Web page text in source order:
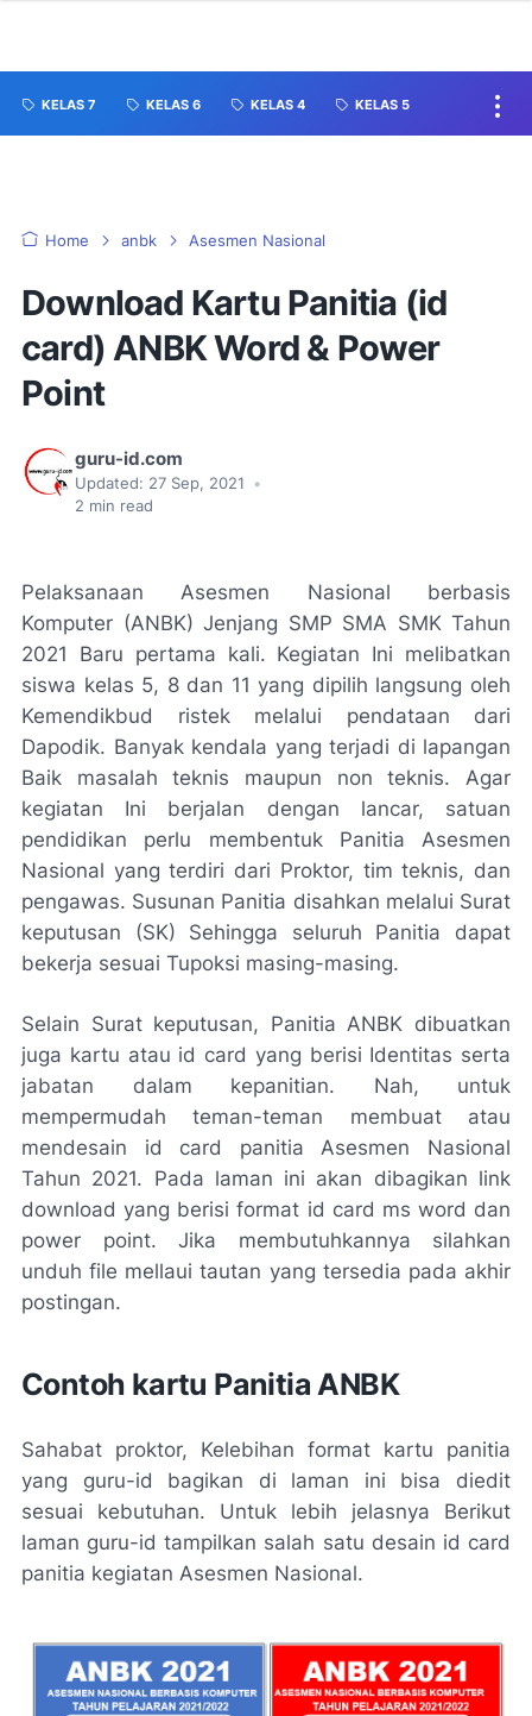
KELAS 7 KELAS 6 KELAS 4 KELAS 5
Home anbk Asesmen Nasional
Download Kartu Panitia (id
card) ANBK Word & Power
Point
guru-id.com
Updated: 27 Sep, 2021
•
2 min read
Pelaksanaan Asesmen Nasional berbasis
Komputer (ANBK) Jenjang SMP SMA SMK Tahun
2021 Baru pertama kali. Kegiatan Ini melibatkan
siswa kelas 5, 8 dan 11 yang dipilih langsung oleh
Kemendikbud ristek melalui pendataan dari
Dapodik. Banyak kendala yang terjadi di lapangan
Baik masalah teknis maupun non teknis. Agar
kegiatan Ini berjalan dengan lancar, satuan
pendidikan perlu membentuk Panitia Asesmen
Nasional yang terdiri dari Proktor, tim teknis, dan
pengawas. Susunan Panitia disahkan melalui Surat
keputusan (SK) Sehingga seluruh Panitia dapat
bekerja sesuai Tupoksi masing-masing.
Selain Surat keputusan, Panitia ANBK dibuatkan
juga kartu atau id card yang berisi Identitas serta
jabatan dalam kepanitian. Nah, untuk
mempermudah teman-teman membuat atau
mendesain id card panitia Asesmen Nasional
Tahun 2021. Pada laman ini akan dibagikan link
download yang berisi format id card ms word dan
power point. Jika membutuhkannya silahkan
unduh file mellaui tautan yang tersedia pada akhir
postingan.
Contoh kartu Panitia ANBK
Sahabat proktor, Kelebihan format kartu panitia
yang guru-id bagikan di laman ini bisa diedit
sesuai kebutuhan. Untuk lebih jelasnya Berikut
laman guru-id tampilkan salah satu desain id card
panitia kegiatan Asesmen Nasional.